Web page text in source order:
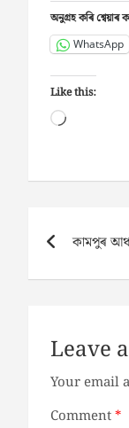
অনুগ্ৰহ কৰি শ্বেয়াৰ
WhatsApp
Like this:
Loading…
Post
কামপুৰ
Leave
Your email
Comment*